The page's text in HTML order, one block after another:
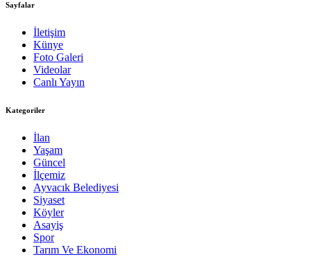
Sayfalar
İletişim
Künye
Foto Galeri
Videolar
Canlı Yayın
Kategoriler
İlan
Yaşam
Güncel
İlçemiz
Ayvacık Belediyesi
Siyaset
Köyler
Asayiş
Spor
Tarım Ve Ekonomi